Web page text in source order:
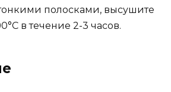
полосками, высушите
в течение 2-3 часов.